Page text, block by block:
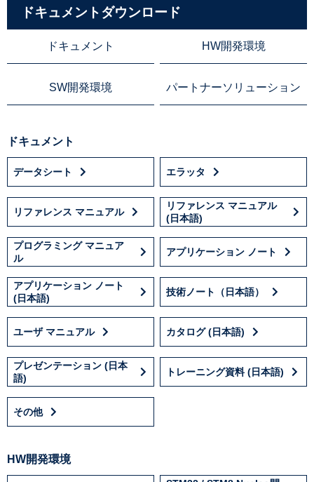
ドキュメントダウンロード
ドキュメント HW開発環境
SW開発環境 パートナーソリューション
ドキュメント
データシート エラッタ
リファレンス マニュアル
リファレンス マニュアル
(日本語)
プログラミング マニュア
ル
アプリケーション ノート
アプリケーション ノート
(日本語)
技術ノート（日本語）
ユーザ マニュアル カタログ (日本語)
プレゼンテーション (日本
語)
トレーニング資料 (日本語)
その他
HW開発環境